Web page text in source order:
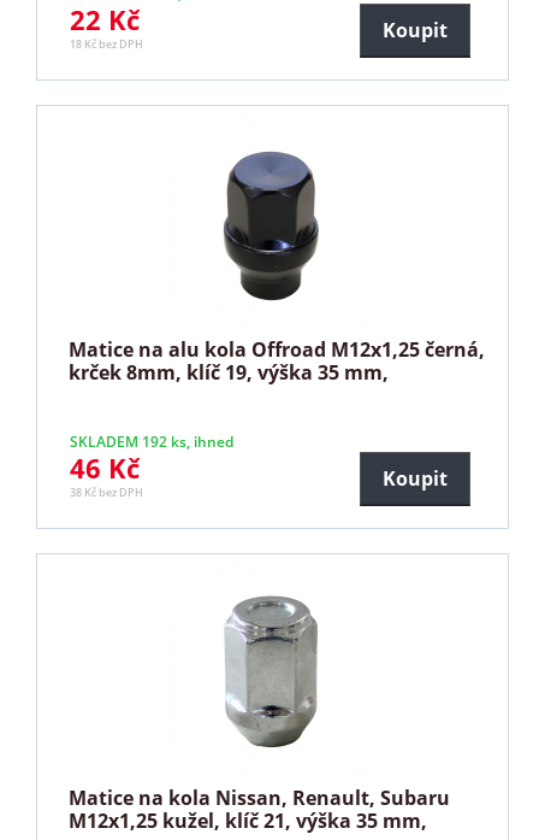
22 Kč
18 Kč bez DPH
Koupit
Matice na alu kola Offroad M12x1,25 černá,
krček 8mm, klíč 19, výška 35 mm,
SKLADEM 192 ks, ihned
46 Kč
38 Kč bez DPH
Koupit
Matice na kola Nissan, Renault, Subaru
M12x1,25 kužel, klíč 21, výška 35 mm,